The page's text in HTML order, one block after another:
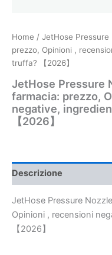
Home / JetHose Pressure
prezzo, Opinioni ,
truffa? 【2026】
JetHose Pressure
farmacia: prezzo,
negative,
【2026】
Descrizione
JetHose Pressure
Opinioni , recensioni
【2026】